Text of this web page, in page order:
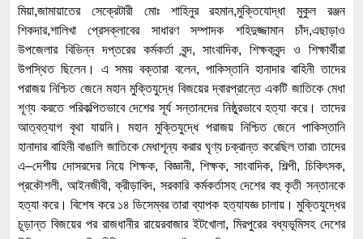
মিয়া,জামায়াতের সেক্রেটারী মোঃ শাহিনুর রহমান,মুক্তিযোদ্ধা মুকুল রঞ্জন
শিকদার,শালিখা প্রেসক্লাবের সাধারণ সম্পাদক শহিদুজ্জামান চাঁদ,এছাড়াও
উপজেলার বিভিন্ন দপ্তরের কর্মকর্তা বৃন্দ, সাংবাদিক, শিক্ষকবৃন্দ ও শিক্ষার্থীরা
উপস্থিত ছিলেন। এ সময় বক্তারা বলেন, পাকিস্তানি হানাদার বাহিনী তাদের
পরাজয় নিশ্চিত জেনে মহান মুক্তিযুদ্ধে বিজয়ের দ্বারপ্রান্তে একটি জাতিকে মেধা
শূণ্য করতে পরিকল্পিতভাবে দেশের সূর্য সন্তানদের নিষ্ঠুরভাবে হত্যা করে। তাদের
আত্বত্যাগ বৃথা যায়নি। মহান মুক্তিযুদ্ধে পরাজয় নিশ্চিত জেনে পাকিস্তানি
হানাদার বাহিনী বাঙালি জাতিকে মেধাশূন্য করার ঘৃণ্য চক্রান্ত করেছিল তারা৷ তাদের
এ–দেশীয় দোসরদের নিয়ে শিক্ষক, বিজ্ঞানী, শিক্ষক, সাংবাদিক, শিল্পী, চিকিৎসক,
প্রকৌশলী, আইনজীবী, ক্রীড়াবিদ, সরকারি কর্মকর্তাসহ দেশের বহু কৃতী সন্তানকে
হত্যা করে। বিশেষ করে ১৪ ডিসেম্বর তারা ব্যাপক হত্যাযজ্ঞ চালায়। মুক্তিযুদ্ধের
চূড়ান্ত বিজয়ের পর রাজধানীর রায়েরবাজার ইটখোলা, মিরপুরের বধ্যভূমিসহ দেশের